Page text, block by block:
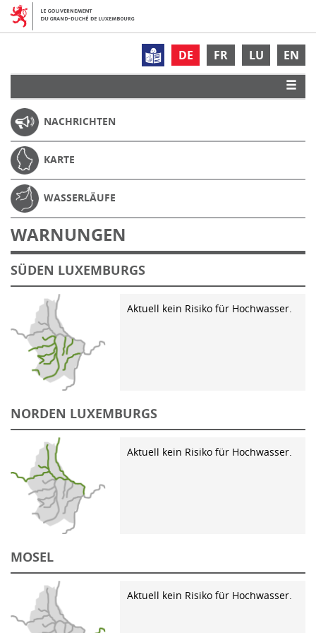
DE FR LU EN
NACHRICHTEN
KARTE
WASSERLÄUFE
WARNUNGEN
SÜDEN LUXEMBURGS
Aktuell kein Risiko für Hochwasser.
NORDEN LUXEMBURGS
Aktuell kein Risiko für Hochwasser.
MOSEL
Aktuell kein Risiko für Hochwasser.